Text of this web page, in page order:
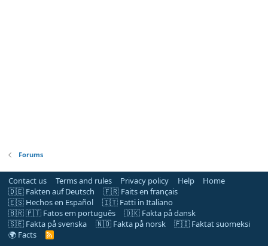
Forums
Contact us Terms and rules Privacy policy Help
Home
🇩🇪 Fakten auf Deutsch
🇫🇷 Faits en français
🇪🇸 Hechos en Español
🇮🇹 Fatti in Italiano
🇧🇷 🇵🇹 Fatos em português
🇩🇰 Fakta på dansk
🇸🇪 Fakta på svenska
🇳🇴 Fakta på norsk
🇫🇮 Faktat suomeksi
🌍 Facts
R